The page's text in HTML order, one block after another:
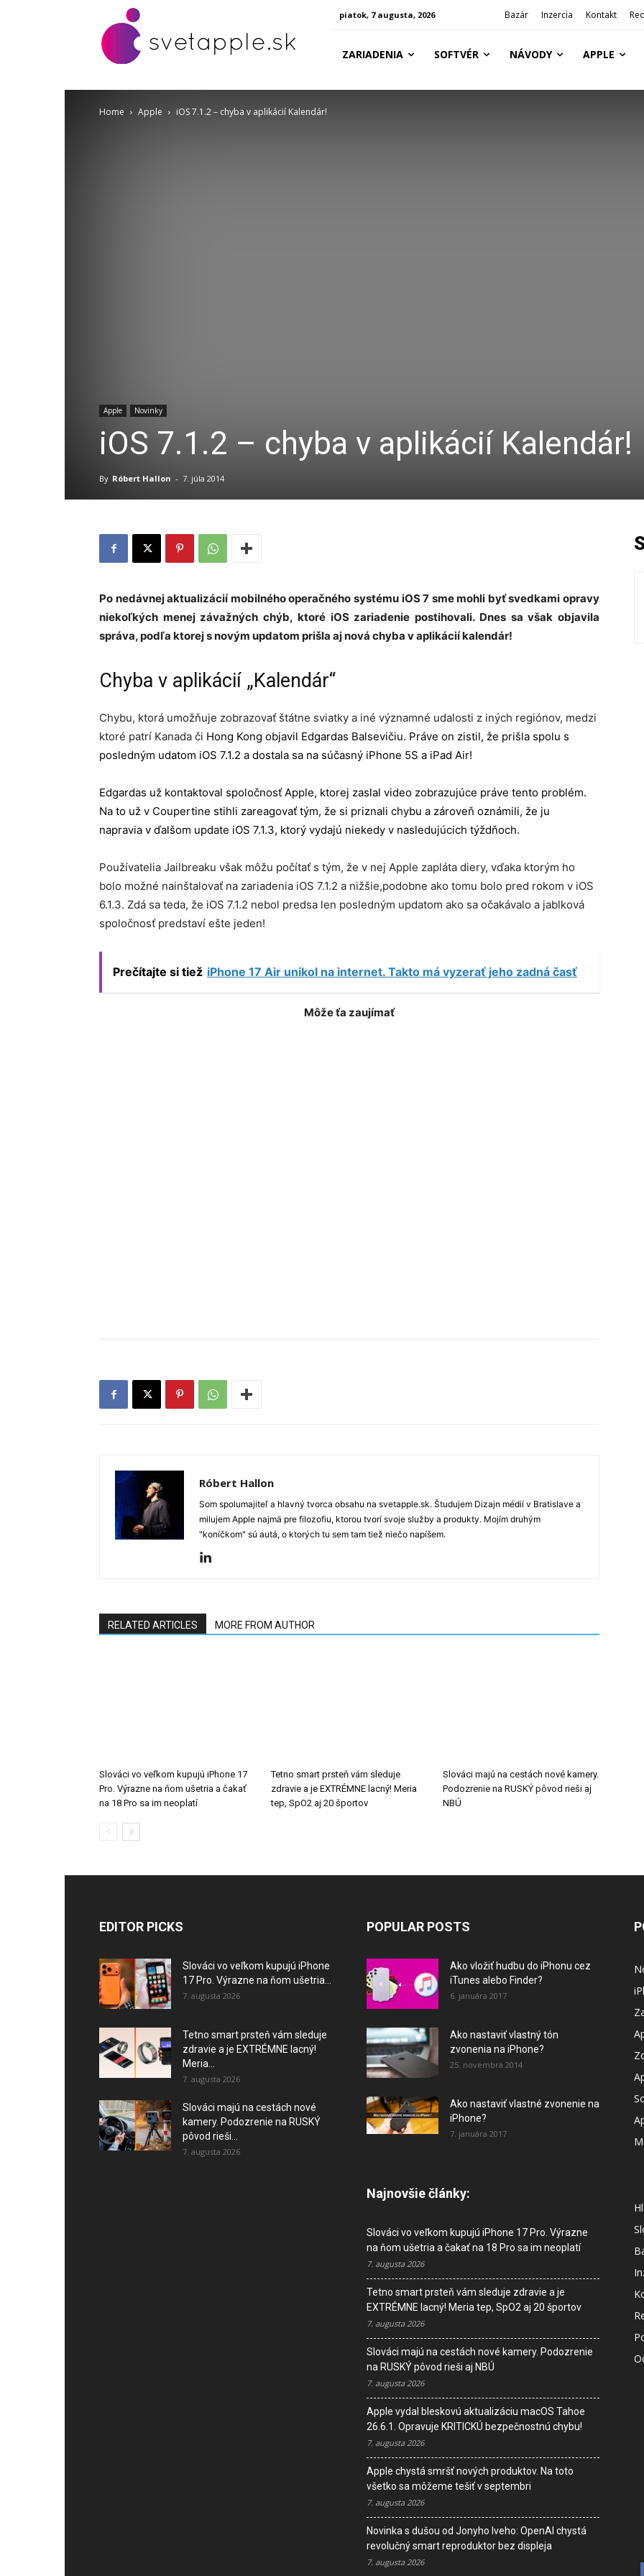
piatok, 7 augusta, 2026 Bazár Inzercia Kontakt
ZARIADENIA SOFTVÉR NÁVODY APPLE
Home Apple iOS 7.1.2 – chyba v aplikácií Kalendár!
Apple Novinky
iOS 7.1.2 – chyba v aplikácií Kalendár!
By Róbert Hallon - 7. júla 2014
Po nedávnej aktualizácií mobilného operačného systému iOS 7 sme mohli byť svedkami opravy
niekoľkých menej závažných chýb, ktoré iOS zariadenie postihovali. Dnes sa však objavila
správa, podľa ktorej s novým updatom prišla aj nová chyba v aplikácií kalendár!
Chyba v aplikácií „Kalendár“
Chybu, ktorá umožňuje zobrazovať štátne sviatky a iné významné udalosti z iných regiónov, medzi
ktoré patrí Kanada či Hong Kong objavil Edgardas Balsevičiu. Práve on zistil, že prišla spolu s
posledným udatom iOS 7.1.2 a dostala sa na súčasný iPhone 5S a iPad Air!
Edgardas už kontaktoval spoločnosť Apple, ktorej zaslal video zobrazujúce práve tento problém.
Na to už v Coupertine stihli zareagovať tým, že si priznali chybu a zároveň oznámili, že ju
napravia v ďalšom update iOS 7.1.3, ktorý vydajú niekedy v nasledujúcich týždňoch.
Používatelia Jailbreaku však môžu počítať s tým, že v nej Apple zapláta diery, vďaka ktorým ho
bolo možné nainštalovať na zariadenia iOS 7.1.2 a nižšie,podobne ako tomu bolo pred rokom v iOS
6.1.3. Zdá sa teda, že iOS 7.1.2 nebol predsa len posledným updatom ako sa očakávalo a jablková
spoločnosť predstaví ešte jeden!
Prečítajte si tiež iPhone 17 Air unikol na internet. Takto má vyzerať jeho zadná časť
Môže ťa zaujímať
Róbert Hallon
Som spolumajiteľ a hlavný tvorca obsahu na svetapple.sk. Študujem Dizajn médií v Bratislave a
milujem Apple najmä pre filozofiu, ktorou tvorí svoje služby a produkty. Mojím druhým
"koníčkom" sú autá, o ktorých tu sem tam tiež niečo napíšem.
RELATED ARTICLES MORE FROM AUTHOR
Slováci vo veľkom kupujú iPhone 17
Pro. Výrazne na ňom ušetria a čakať
na 18 Pro sa im neoplatí
Tetno smart prsteň vám sleduje
zdravie a je EXTRÉMNE lacný! Meria
tep, SpO2 aj 20 športov
Slováci majú na cestách nové kamery.
Podozrenie na RUSKÝ pôvod rieši aj
NBÚ
EDITOR PICKS
Slováci vo veľkom kupujú iPhone
17 Pro. Výrazne na ňom ušetria...
7. augusta 2026
Tetno smart prsteň vám sleduje
zdravie a je EXTRÉMNE lacný!
Meria...
7. augusta 2026
Slováci majú na cestách nové
kamery. Podozrenie na RUSKÝ
pôvod rieši...
7. augusta 2026
POPULAR POSTS
Ako vložiť hudbu do iPhonu cez
iTunes alebo Finder?
6. januára 2017
Ako nastaviť vlastný tón
zvonenia na iPhone?
25. novembra 2014
Ako nastaviť vlastné zvonenie na
iPhone?
7. januára 2017
Najnovšie články:
Slováci vo veľkom kupujú iPhone 17 Pro. Výrazne
na ňom ušetria a čakať na 18 Pro sa im neoplatí
7. augusta 2026
Tetno smart prsteň vám sleduje zdravie a je
EXTRÉMNE lacný! Meria tep, SpO2 aj 20 športov
7. augusta 2026
Slováci majú na cestách nové kamery. Podozrenie
na RUSKÝ pôvod rieši aj NBÚ
7. augusta 2026
Apple vydal bleskovú aktualizáciu macOS Tahoe
26.6.1. Opravuje KRITICKÚ bezpečnostnú chybu!
7. augusta 2026
Apple chystá smršť nových produktov. Na toto
všetko sa môžeme tešiť v septembri
7. augusta 2026
Novinka s dušou od Jonyho Iveho: OpenAI chystá
revolučný smart reproduktor bez displeja
7. augusta 2026